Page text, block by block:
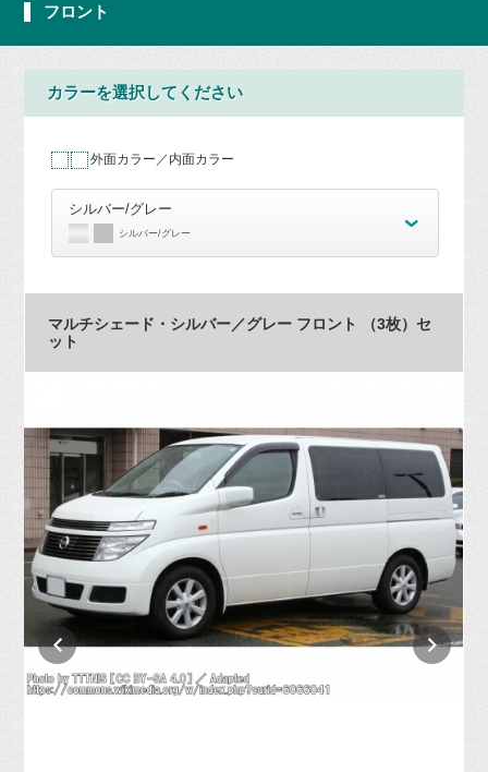
フロント
カラーを選択してください
外面カラー／内面カラー
シルバー/グレー
シルバー/グレー
マルチシェード・シルバー／グレー フロント （3枚）セ
ット